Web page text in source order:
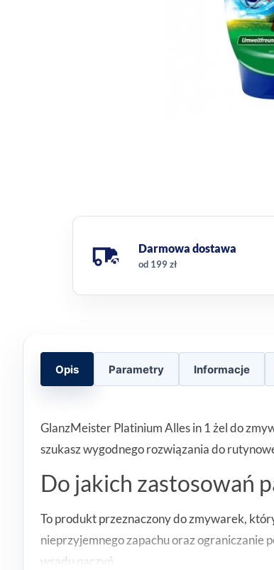
Darmowa dostawa
od 199 zł
Opis Parametry Informacje
GlanzMeister Platinium Alles in 1 żel do
szukasz wygodnego rozwiązania do
Do jakich zastosowań
To produkt przeznaczony do zmywarek,
nieprzyjemnego zapachu oraz ograniczanie
wsadu naczyń.